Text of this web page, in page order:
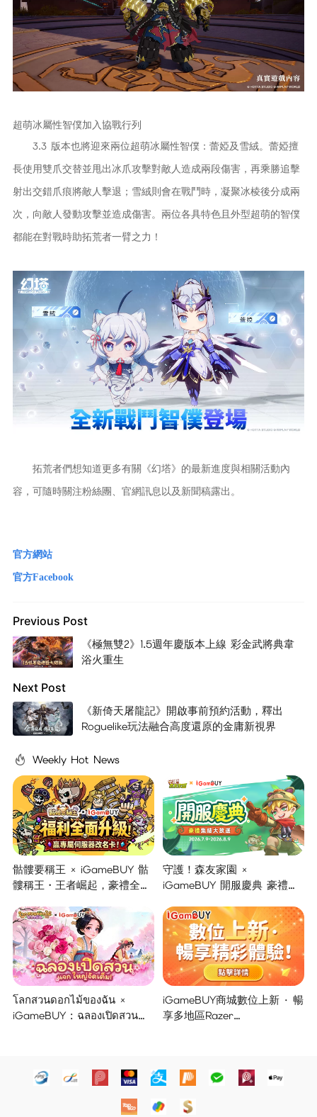
超萌冰屬性智僕加入協戰行列
3.3 版本也將迎來兩位超萌冰屬性智僕：蕾婭及雪絨。蕾婭擅
長使用雙爪交替並甩出冰爪攻擊對敵人造成兩段傷害，再乘勝追擊
射出交錯爪痕將敵人擊退；雪絨則會在戰鬥時，凝聚冰棱後分成兩
次，向敵人發動攻擊並造成傷害。兩位各具特色且外型超萌的智僕
都能在對戰時助拓荒者一臂之力！
拓荒者們想知道更多有關《幻塔》的最新進度與相關活動內
容，可隨時關注粉絲團、官網訊息以及新聞稿露出。
官方網站
官方Facebook
Previous Post
《極無雙2》1.5週年慶版本上線 彩金武將典韋
浴火重生
Next Post
《新倚天屠龍記》開啟事前預約活動，釋出
Roguelike玩法融合高度還原的金庸新視界
Weekly Hot News
骷髏要稱王 × iGameBUY 骷
髏稱王・王者崛起，豪禮全面
守護！森友家園 ×
iGameBUY 開服慶典 豪禮集
โลกสวนดอกไม้ของฉัน ×
iGameBUY : ฉลองเปิดสวน
iGameBUY商城數位上新 · 暢
享多地區Razer